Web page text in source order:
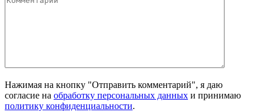
Нажимая на кнопку "Отправить комментарий", я даю
согласие на обработку персональных данных и принимаю
политику конфиденциальности.